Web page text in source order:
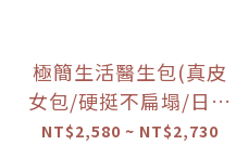
極簡生活醫生包(真皮
女包/硬挺不扁塌/日常
百搭)
NT$2,580 ~ NT$2,730